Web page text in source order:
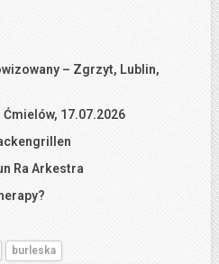
– Zgrzyt, Lublin,
17.07.2026
Ra Arkestra
burleska